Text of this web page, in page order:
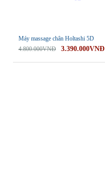
Máy massage chân Holtashi 5D
4.800.000VNĐ
3.390.000VNĐ